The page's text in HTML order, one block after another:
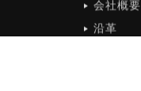
会社概要
沿革